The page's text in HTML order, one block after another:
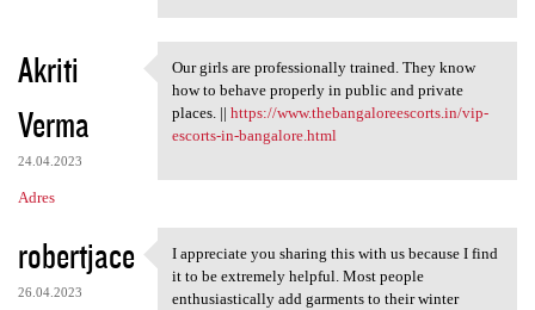
Akriti
Verma
24.04.2023
Adres
Our girls are professionally
Our girls are professionally trained. They know
how to behave properly in public and private
places. || https://www.thebangaloreescorts.in/vip-
escorts-in-bangalore.html
robertjace
26.04.2023
I appreciate you sharing this
I appreciate you sharing this with us because I find
it to be extremely helpful. Most people
enthusiastically add garments to their winter